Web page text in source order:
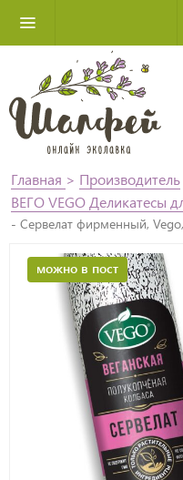
Главная > Производитель
ВЕГО VEGO Деликатесы
- Сервелат фирменный,
можно в пост